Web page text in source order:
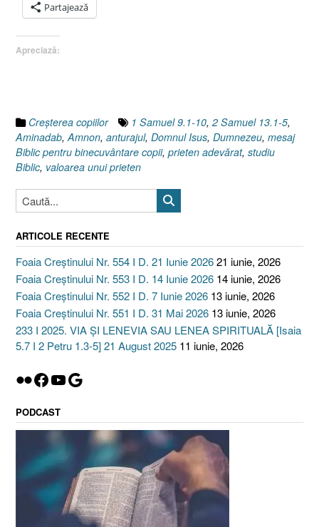
Valoarea
unui
prieten
9.1-
9]”
Partajează
Apreciază:
Creşterea copiilor 1 Samuel 9.1-10, 2 Samuel 13.1-5,
Aminadab,Amnon, anturajul, Domnul Isus, Dumnezeu, mesaj
Biblic pentru binecuvântare copii, prieten adevărat, studiu
Biblic, valoarea unui prieten
ARTICOLE RECENTE
Foaia Creștinului Nr. 554 I D. 21 Iunie 202621 iunie, 2026
Foaia Creștinului Nr. 553 I D. 14 Iunie 2026 14 iunie, 2026
Foaia Creștinului Nr. 552 I D. 7 Iunie 2026 13 iunie, 2026
Foaia Creștinului Nr. 551 I D. 31 Mai 2026 13 iunie, 2026
233 I 2025. VIA ȘI LENEVIA SAU LENEA SPIRITUALĂ [Isaia
5.7 I 2 Petru 1.3-5] 21 August 2025 11 iunie, 2026
Flickr
Facebook
YouTube
Google
PODCAST